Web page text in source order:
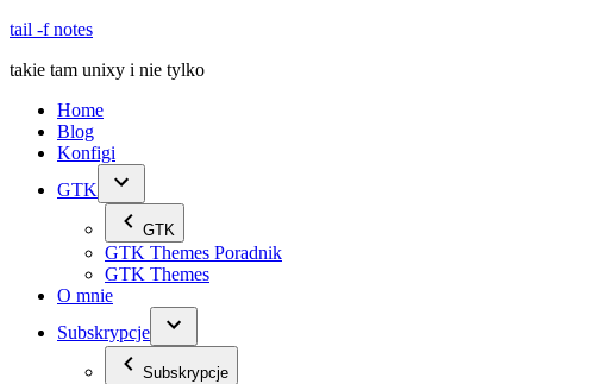
Skip
content
tail -f notes
takie tam unixy i nie tylko
Home
Blog
Konfigi
GTK
GTK
GTK Themes Poradnik
GTK Themes
O mnie
Subskrypcje
Subskrypcje